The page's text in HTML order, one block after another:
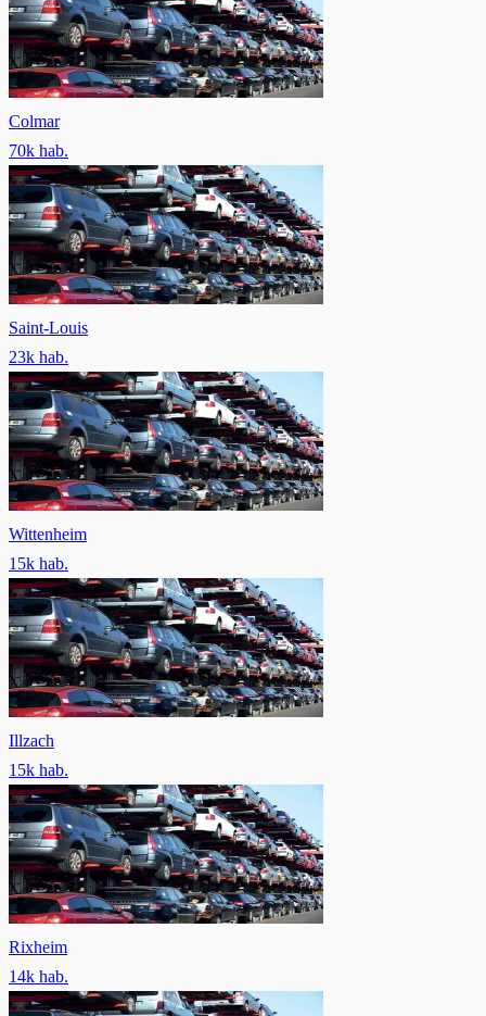
Colmar
70k hab.
Saint-Louis
23k hab.
Wittenheim
15k hab.
Illzach
15k hab.
Rixheim
14k hab.